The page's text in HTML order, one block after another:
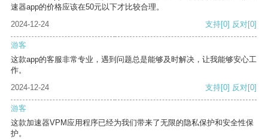
速器app的价格应该在50元以下才比较合理。
2024-12-24
支持[0] 反对[0]
游客
这款app的客服非常专业，遇到问题总是能够及时解决，让我能够安心工
作。
2024-12-24
支持[0] 反对[0]
游客
这款加速器VPM应用程序已经为我们带来了无限的隐私保护和安全性保
护。